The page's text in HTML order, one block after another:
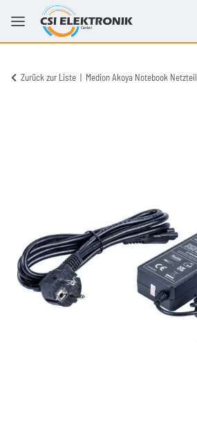
Zurück zur Liste Medion Akoya Notebook Netzteil